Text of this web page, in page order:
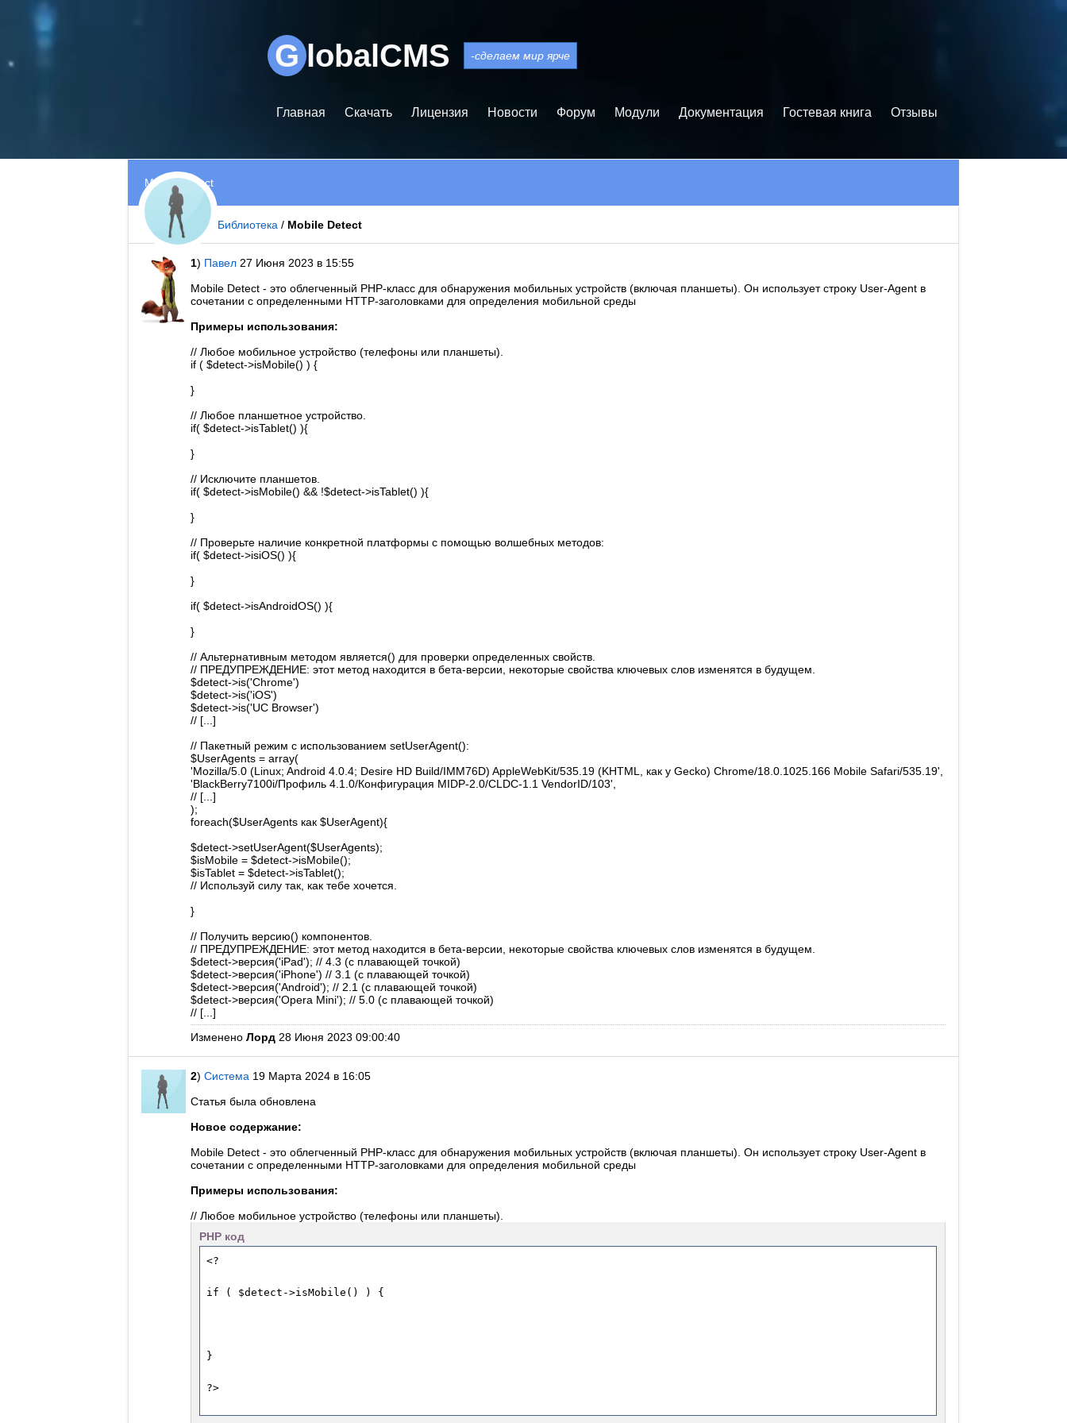
Видеоплеер
G lobalCMS -сделаем мир ярче
Главная Скачать Лицензия Новости Форум Модули Документация Гостевая книга Отзывы
Mobile Detect
Форум / WiKi - Библиотека / Mobile Detect
1) Павел 27 Июня 2023 в 15:55
Mobile Detect - это облегченный PHP-класс для обнаружения мобильных устройств (включая планшеты). Он использует строку User-Agent в
сочетании с определенными HTTP-заголовками для определения мобильной среды
Примеры использования:
// Любое мобильное устройство (телефоны или планшеты).
if ( $detect->isMobile() ) {
}
// Любое планшетное устройство.
if( $detect->isTablet() ){
}
// Исключите планшетов.
if( $detect->isMobile() && !$detect->isTablet() ){
}
// Проверьте наличие конкретной платформы с помощью волшебных методов:
if( $detect->isiOS() ){
}
if( $detect->isAndroidOS() ){
}
// Альтернативным методом является() для проверки определенных свойств.
// ПРЕДУПРЕЖДЕНИЕ: этот метод находится в бета-версии, некоторые свойства ключевых слов изменятся в будущем.
$detect->is('Chrome')
$detect->is('iOS')
$detect->is('UC Browser')
// [...]
// Пакетный режим с использованием setUserAgent():
$UserAgents = array(
'Mozilla/5.0 (Linux; Android 4.0.4; Desire HD Build/IMM76D) AppleWebKit/535.19 (KHTML, как у Gecko) Chrome/18.0.1025.166 Mobile Safari/535.19',
'BlackBerry7100i/Профиль 4.1.0/Конфигурация MIDP-2.0/CLDC-1.1 VendorID/103',
// [...]
);
foreach($UserAgents как $UserAgent){
$detect->setUserAgent($UserAgents);
$isMobile = $detect->isMobile();
$isTablet = $detect->isTablet();
// Используй силу так, как тебе хочется.
}
// Получить версию() компонентов.
// ПРЕДУПРЕЖДЕНИЕ: этот метод находится в бета-версии, некоторые свойства ключевых слов изменятся в будущем.
$detect->версия('iPad'); // 4.3 (с плавающей точкой)
$detect->версия('iPhone') // 3.1 (с плавающей точкой)
$detect->версия('Android'); // 2.1 (с плавающей точкой)
$detect->версия('Opera Mini'); // 5.0 (с плавающей точкой)
// [...]
ИзмененоЛорд 28 Июня 2023 09:00:40
2)Система 19 Марта 2024 в 16:05
Статья была обновлена
Новое содержание:
Mobile Detect - это облегченный PHP-класс для обнаружения мобильных устройств (включая планшеты). Он использует строку User-Agent в
сочетании с определенными HTTP-заголовками для определения мобильной среды
Примеры использования:
// Любое мобильное устройство (телефоны или планшеты).
PHP код